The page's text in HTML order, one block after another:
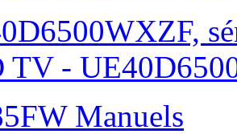
TV -
Manuels